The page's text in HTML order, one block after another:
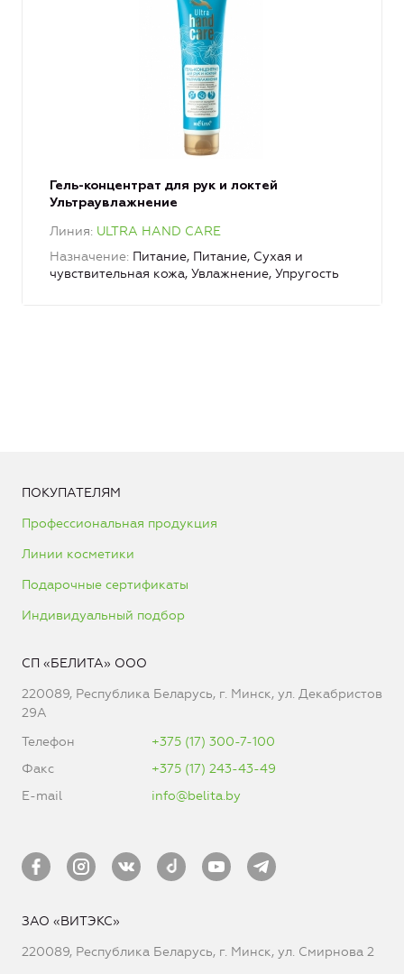
Гель-концентрат для рук и локтей
Ультраувлажнение
Линия ULTRA HAND CARE
Назначение Питание, Питание, Сухая и
чувствительная кожа, Увлажнение, Упругость
ПОКУПАТЕЛЯМ
Профессиональная продукция
Линии косметики
Подарочные сертификаты
Индивидуальный подбор
СП «БЕЛИТА» ООО
220089, Республика Беларусь, г. Минск, ул. Декабристов
29А
Телефон
+375 (17) 300-7-100
Факс
+375 (17) 243-43-49
E-mail
info@belita.by
ЗАО «ВИТЭКС»
220089, Республика Беларусь, г. Минск, ул. Смирнова 2